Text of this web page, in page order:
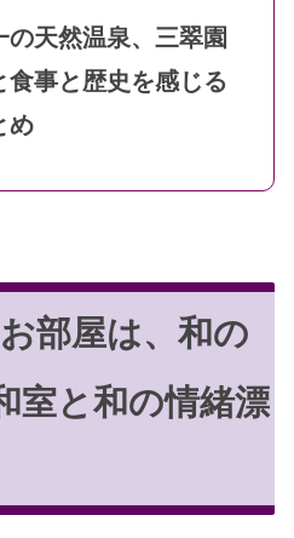
の天然温泉、三翠園
食事と歴史を感じる
め
部屋は、和の
室と和の情緒漂